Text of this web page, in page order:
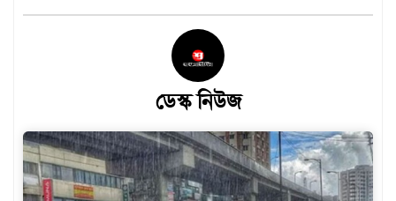
দেশজুড়ে
খেলাধুলা
বিনোদন
ডেস্ক নিউজ